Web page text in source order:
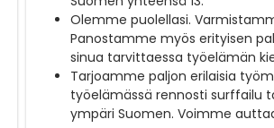
Olemme puolellasi.
Panostamme myös erityisen
sinua tarvittaessa työelämän
Tarjoamme paljon erilaisia
työelämässä rennosti surffailu
ympäri Suomen. Voimme